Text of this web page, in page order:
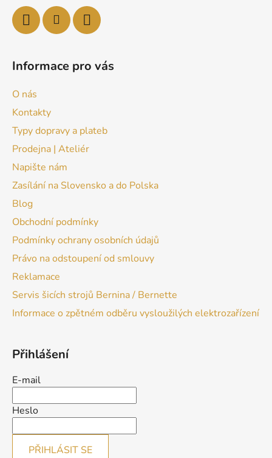
Informace pro vás
O nás
Kontakty
Typy dopravy a plateb
Prodejna | Ateliér
Napište nám
Zasílání na Slovensko a do Polska
Blog
Obchodní podmínky
Podmínky ochrany osobních údajů
Právo na odstoupení od smlouvy
Reklamace
Servis šicích strojů Bernina / Bernette
Informace o zpětném odběru vysloužilých elektrozařízení
Přihlášení
E-mail
Heslo
PŘIHLÁSIT SE